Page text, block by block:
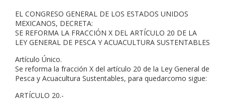
EL CONGRESO GENERAL DE LOS ESTADOS UNIDOS
MEXICANOS, DECRETA:
SE REFORMA LA FRACCIÓN X DEL ARTÍCULO 20 DE LA
LEY GENERAL DE PESCA Y ACUACULTURA SUSTENTABLES
Artículo Único.
Se reforma la fracción X del artículo 20 de la Ley General de
Pesca y Acuacultura Sustentables, para quedarcomo sigue:
ARTÍCULO 20.-